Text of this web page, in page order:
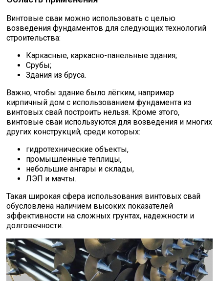
Сетка кладочная
Винтовые сваи можно использовать с целью
возведения фундаментов для следующих технологий
строительства:
Каркасные, каркасно-панельные здания;
Срубы;
Здания из бруса.
Важно, чтобы здание было лёгким, например
кирпичный дом с использованием фундамента из
винтовых свай построить нельзя. Кроме этого,
винтовые сваи используются для возведения и многих
других конструкций, среди которых:
гидротехнические объекты,
промышленные теплицы,
небольшие ангары и склады,
ЛЭП и мачты.
Такая широкая сфера использования винтовых свай
обусловлена наличием высоких показателей
эффективности на сложных грунтах, надежности и
долговечности.